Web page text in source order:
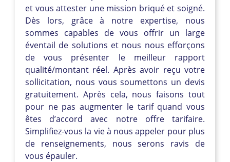
et vous attester une mission briqué et soigné.
Dès lors, grâce à notre expertise, nous
sommes capables de vous offrir un large
éventail de solutions et nous nous efforçons
de vous présenter le meilleur rapport
qualité/montant réel. Après avoir reçu votre
sollicitation, nous vous soumettons un devis
gratuitement. Après cela, nous faisons tout
pour ne pas augmenter le tarif quand vous
êtes d’accord avec notre offre tarifaire.
Simplifiez-vous la vie à nous appeler pour plus
de renseignements, nous serons ravis de
vous épauler.